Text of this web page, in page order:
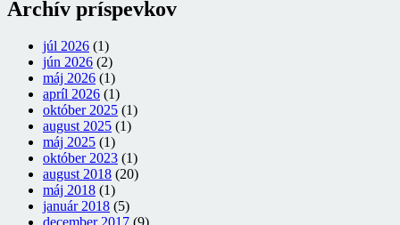
Archív príspevkov
júl 2026 (1)
jún 2026 (2)
máj 2026 (1)
apríl 2026 (1)
október 2025 (1)
august 2025 (1)
máj 2025 (1)
október 2023 (1)
august 2018 (20)
máj 2018 (1)
január 2018 (5)